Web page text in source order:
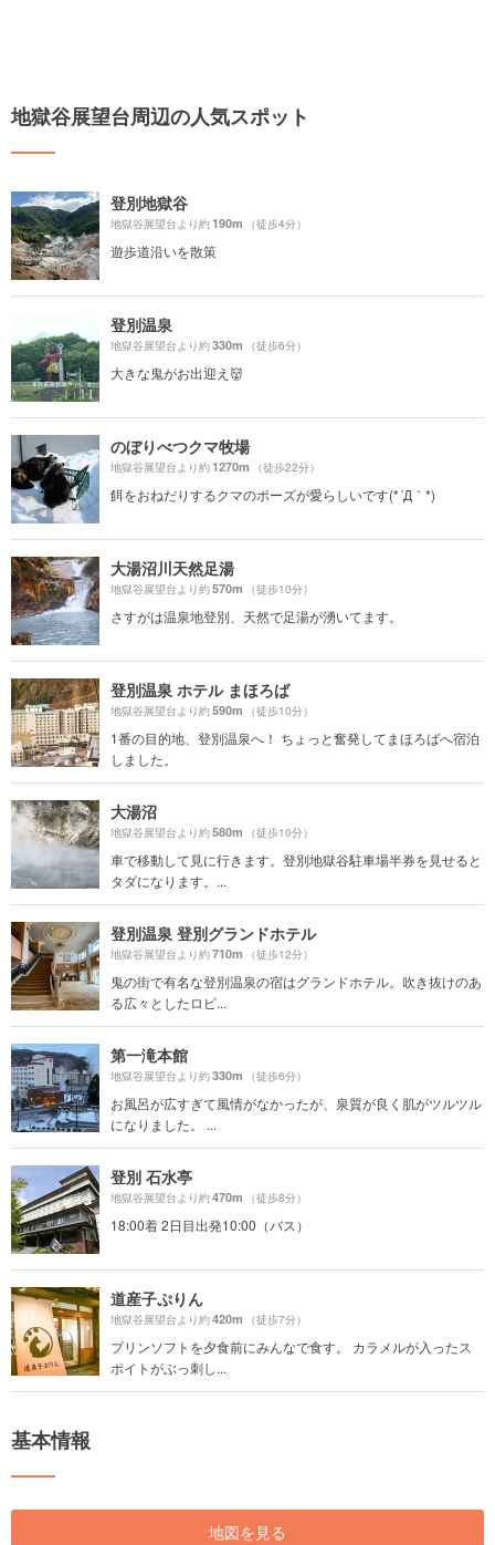
地獄谷展望台周辺の人気スポット
登別地獄谷
地獄谷展望台より約190m （徒歩4分）
遊歩道沿いを散策
登別温泉
地獄谷展望台より約330m （徒歩6分）
大きな鬼がお出迎え👹
のぼりべつクマ牧場
地獄谷展望台より約1270m （徒歩22分）
餌をおねだりするクマのポーズが愛らしいです(*´Д｀*)
大湯沼川天然足湯
地獄谷展望台より約570m （徒歩10分）
さすがは温泉地登別、天然で足湯が湧いてます。
登別温泉 ホテル まほろば
地獄谷展望台より約590m （徒歩10分）
1番の目的地、登別温泉へ！ ちょっと奮発してまほろばへ宿泊
しました。
大湯沼
地獄谷展望台より約580m （徒歩10分）
車で移動して見に行きます。登別地獄谷駐車場半券を見せると
タダになります。...
登別温泉 登別グランドホテル
地獄谷展望台より約710m （徒歩12分）
鬼の街で有名な登別温泉の宿はグランドホテル。吹き抜けのあ
る広々としたロビ...
第一滝本館
地獄谷展望台より約330m （徒歩6分）
お風呂が広すぎて風情がなかったが、泉質が良く肌がツルツル
になりました。 ...
登別 石水亭
地獄谷展望台より約470m （徒歩8分）
18:00着 2日目出発10:00（バス）
道産子ぷりん
地獄谷展望台より約420m （徒歩7分）
プリンソフトを夕食前にみんなで食す。 カラメルが入ったス
ポイトがぶっ刺し...
基本情報
地図を見る